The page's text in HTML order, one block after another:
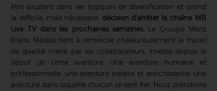
être prudent dans ses logiques de diversification et prend
la difficile, mais nécessaire, décision d’arrêter la chaîne MB
Live TV dans les prochaines semaines.
Le Groupe Mont
Blanc Médias tient à remercier chaleureusement le travail
de qualité mené par les collaborateurs, investis depuis le
début de cette aventure. Une aventure humaine et
professionnelle, une aventure inédite et enrichissante, une
aventure dans laquelle chacun se sent fier. Nous prendrons